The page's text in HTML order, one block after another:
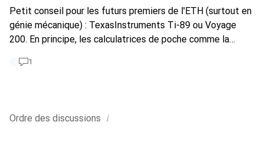
Petit conseil pour les futurs premiers de l'ETH (surtout en
génie mécanique) : TexasInstruments Ti-89 ou Voyage
200. En principe, les calculatrices de poche comme la
aux examens. De plus, de nombreux programmes et scripts
1
Ordre des discussions i